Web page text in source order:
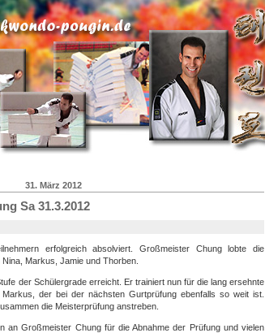
31. März 2012
Sa 31.3.2012
erfolgreich absolviert. Großmeister Chung lobte die
Markus, Jamie und Thorben.
der Schülergrade erreicht. Er trainiert nun für die lang ersehnte
der bei der nächsten Gurtprüfung ebenfalls so weit ist.
die Meisterprüfung anstreben.
an Großmeister Chung für die Abnahme der Prüfung und vielen